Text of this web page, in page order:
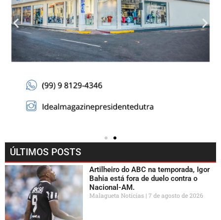
ÚLTIMOS POSTS
Artilheiro do ABC na temporada, Igor
Bahia está fora de duelo contra o
Nacional-AM.
Malagueta Notícias 7 de agosto de 2026